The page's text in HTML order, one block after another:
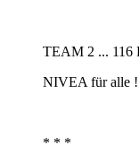
TEAM 2 ... 116
NIVEA für alle !
* * *